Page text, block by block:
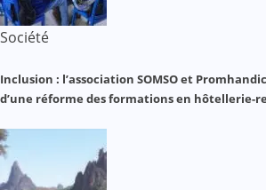
Société
Inclusion : l’association SOMSO et
d’une réforme des formations en hôtellerie-